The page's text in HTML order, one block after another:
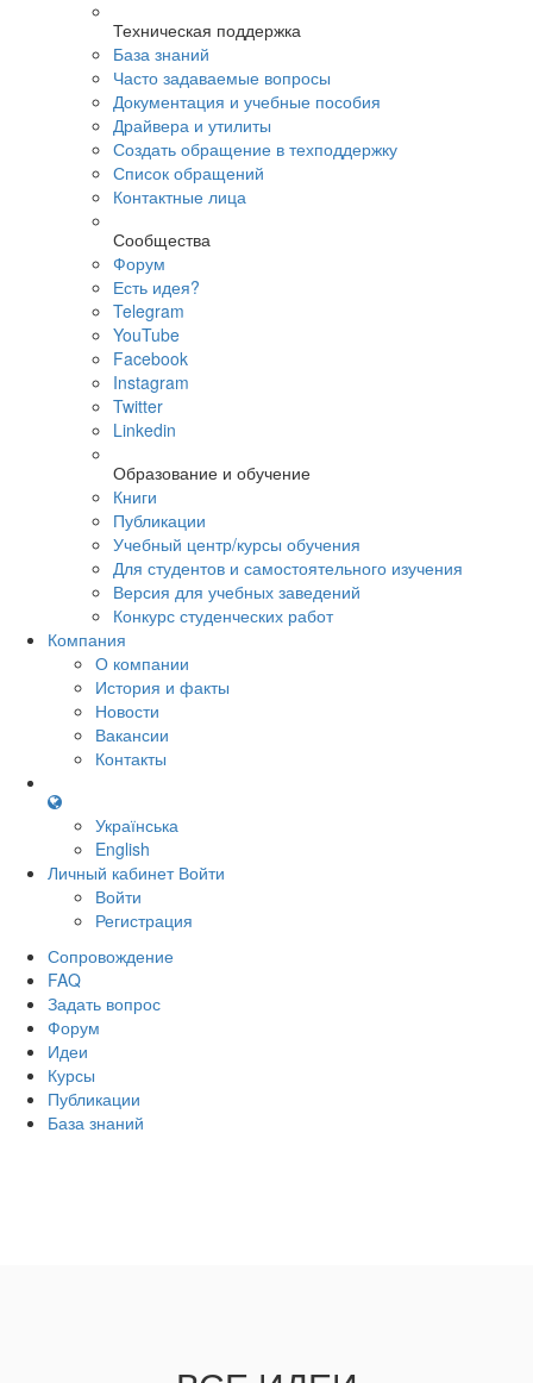
Техническая поддержка
База знаний
Часто задаваемые вопросы
Документация и учебные пособия
Драйвера и утилиты
Создать обращение в техподдержку
Список обращений
Контактные лица
Сообщества
Форум
Есть идея?
Telegram
YouTube
Facebook
Instagram
Twitter
Linkedin
Образование и обучение
Книги
Публикации
Учебный центр/курсы обучения
Для студентов и самостоятельного изучения
Версия для учебных заведений
Конкурс студенческих работ
Компания
О компании
История и факты
Новости
Вакансии
Контакты
Українська
English
Личный кабинет Войти
Войти
Регистрация
Сопровождение
FAQ
Задать вопрос
Форум
Идеи
Курсы
Публикации
База знаний